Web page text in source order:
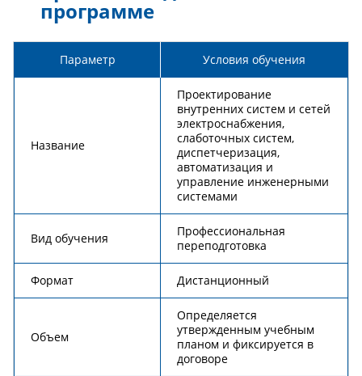
программе
Параметр Условия обучения
Название
Проектирование
внутренних систем и сетей
электроснабжения,
слаботочных систем,
диспетчеризация,
автоматизация и
управление инженерными
системами
Вид обучения
Профессиональная
переподготовка
Формат Дистанционный
Объем
Определяется
утвержденным учебным
планом и фиксируется в
договоре